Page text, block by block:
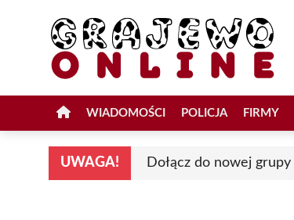
WIADOMOŚCI POLICJA FIRMY
UWAGA! Dołącz do nowej grupy